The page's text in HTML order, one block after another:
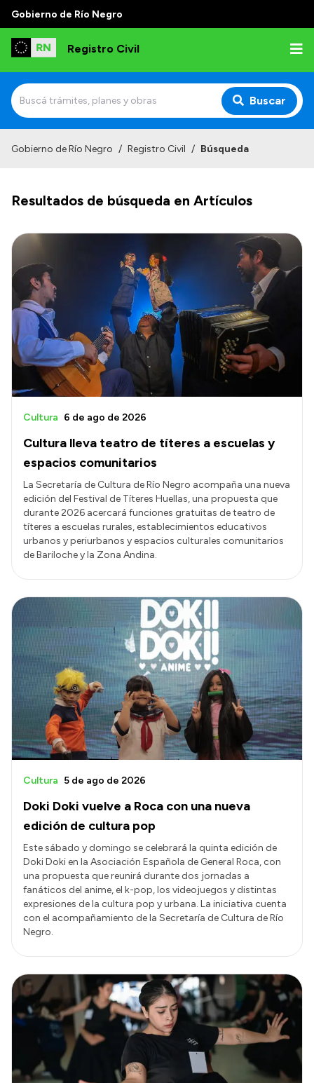
Gobierno de Río Negro
Registro Civil
Buscar
Misión
Autoridades
Estadísticas de hechos vitales
Transparencia
Presupuesto
Boletín Oficial
Compras y licitaciones
Consulta de pago a proveedores
Convocatorias
Intranet
Login
Gobierno de Río Negro / Registro Civil / Búsqueda
Resultados de búsqueda en Artículos
Cultura lleva teatro de títeres a escuelas y
espacios comunitarios
Cultura 6 de ago de 2026
La Secretaría de Cultura de Río Negro acompaña una nueva
edición del Festival de Títeres Huellas, una propuesta que
durante 2026 acercará funciones gratuitas de teatro de
títeres a escuelas rurales, establecimientos educativos
urbanos y periurbanos y espacios culturales comunitarios
de Bariloche y la Zona Andina.
Doki Doki vuelve a Roca con una nueva
edición de cultura pop
Cultura 5 de ago de 2026
Este sábado y domingo se celebrará la quinta edición de
Doki Doki en la Asociación Española de General Roca, con
una propuesta que reunirá durante dos jornadas a
fanáticos del anime, el k-pop, los videojuegos y distintas
expresiones de la cultura pop y urbana. La iniciativa cuenta
con el acompañamiento de la Secretaría de Cultura de Río
Negro.